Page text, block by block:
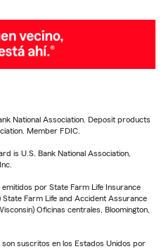
National Association. Deposit products
Member FDIC.
is U.S. Bank National Association,
por State Farm Life Insurance
State Farm Life and Accident Assurance
Oficinas centrales, Bloomington,
suscritos en los Estados Unidos por